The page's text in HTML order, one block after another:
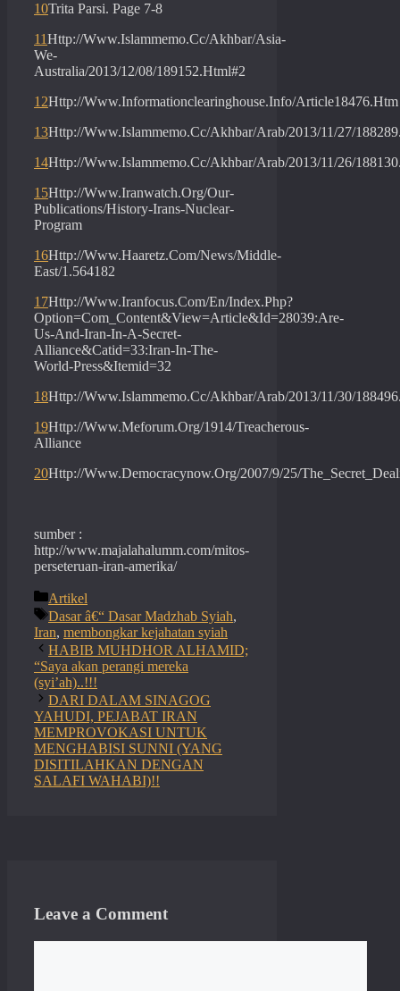
10Trita Parsi. Page 7-8
11Http://Www.Islammemo.Cc/Akhbar/Asia-
We-
Australia/2013/12/08/189152.Html#2
12Http://Www.Informationclearinghouse.Info/Article18476.Htm
13Http://Www.Islammemo.Cc/Akhbar/Arab/2013/11/27/
14Http://Www.Islammemo.Cc/Akhbar/Arab/2013/11/26/
15Http://Www.Iranwatch.Org/Our-
Publications/History-Irans-Nuclear-
Program
16Http://Www.Haaretz.Com/News/Middle-
East/1.564182
17Http://Www.Iranfocus.Com/En/Index.Php?
Option=Com_Content&View=Article&Id=28039:Are-
Us-And-Iran-In-A-Secret-
Alliance&Catid=33:Iran-In-The-
World-Press&Itemid=32
18Http://Www.Islammemo.Cc/Akhbar/Arab/2013/11/30/
19Http://Www.Meforum.Org/1914/Treacherous-
Alliance
20Http://Www.Democracynow.Org/2007/9/25/
sumber :
http://www.majalahalumm.com/mitos-
perseteruan-iran-amerika/
Categories
Artikel
Tags
Dasar â€“ Dasar Madzhab Syiah,
Iran, membongkar kejahatan syiah
HABIB MUHDHOR ALHAMID;
“Saya akan perangi mereka
(syi’ah)..!!!
DARI DALAM SINAGOG
YAHUDI, PEJABAT IRAN
MEMPROVOKASI UNTUK
MENGHABISI SUNNI (YANG
DISITILAHKAN DENGAN
SALAFI WAHABI)!!
Leave a Comment